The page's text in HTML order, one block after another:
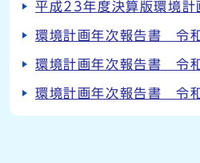
平成23年度決算版環境計
環境計画年次報告書 令
環境計画年次報告書 令
環境計画年次報告書 令